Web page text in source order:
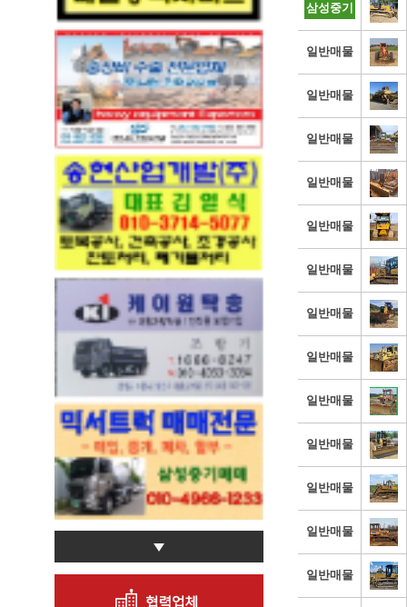
삼성중기
일반매물
일반매물
일반매물
일반매물
일반매물
일반매물
일반매물
일반매물
일반매물
일반매물
일반매물
일반매물
일반매물